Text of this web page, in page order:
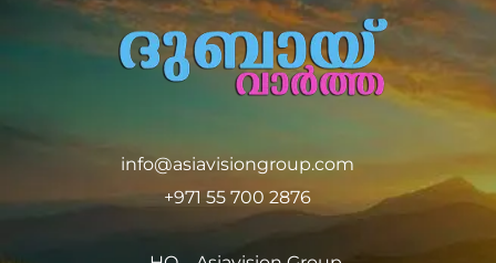
info@asiavisiongroup.com
+971 55 700 2876